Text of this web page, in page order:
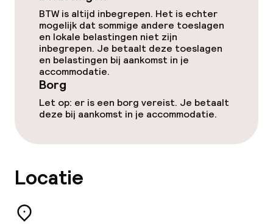
Gratis wifi
TV lounge
Eet- en drinkgelegenheden
Restaurant
Eet- en drinkdiensten
BTW is altijd inbegrepen. Het is echter
mogelijk dat sommige andere toeslagen
en lokale belastingen niet zijn
inbegrepen. Je betaalt deze toeslagen
en belastingen bij aankomst in je
accommodatie.
Borg
Let op: er is een borg vereist. Je betaalt
deze bij aankomst in je accommodatie.
Locatie